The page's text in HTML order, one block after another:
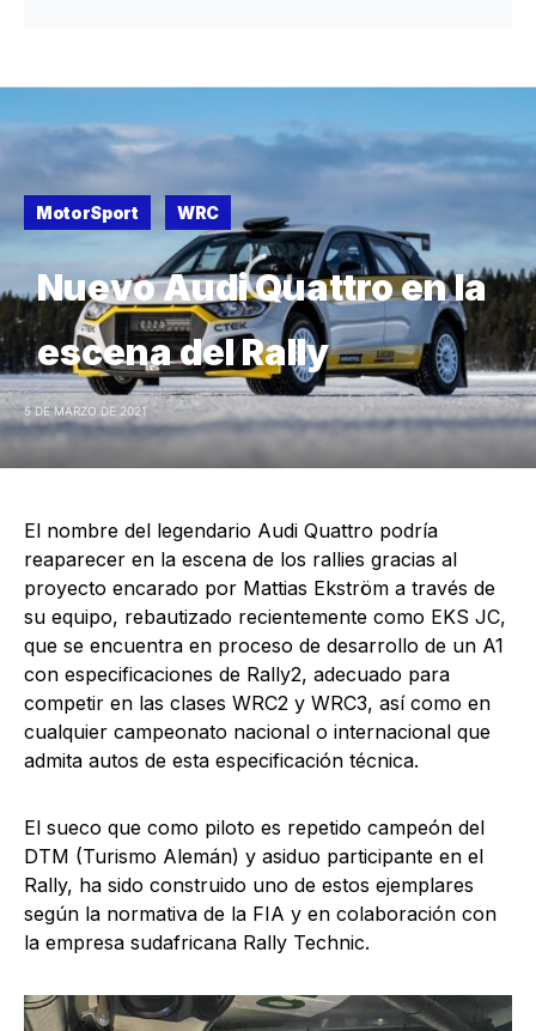
MotorSport WRC
Nuevo Audi Quattro en la
escena del Rally
5 DE MARZO DE 2021
El nombre del legendario Audi Quattro podría
reaparecer en la escena de los rallies gracias al
proyecto encarado por Mattias Ekström a través de
su equipo, rebautizado recientemente como EKS JC,
que se encuentra en proceso de desarrollo de un A1
con especificaciones de Rally2, adecuado para
competir en las clases WRC2 y WRC3, así como en
cualquier campeonato nacional o internacional que
admita autos de esta especificación técnica.
El sueco que como piloto es repetido campeón del
DTM (Turismo Alemán) y asiduo participante en el
Rally, ha sido construido uno de estos ejemplares
según la normativa de la FIA y en colaboración con
la empresa sudafricana Rally Technic.